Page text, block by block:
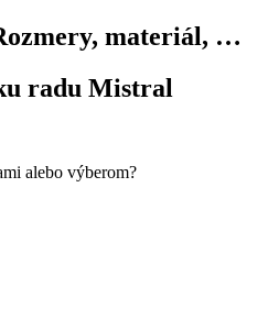
materiál, …
radu Mistral
alebo výberom?